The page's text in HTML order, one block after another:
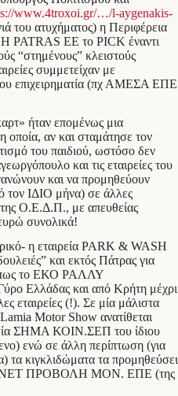
www.4troxoi.gr/…/l-aygenakis-
του ατυχήματος) η Περιφέρεια
PATRAS ΕΕ το PICK έναντι
“στημένους” κλειστούς
συμμετείχαν με
επιχειρηματία (πχ ΑΜΕΣΑ ΕΠΕ
ήταν επομένως μια
οποία, αν και σταμάτησε τον
του παιδιού, ωστόσο δεν
και τις εταιρείες του
και να προμηθεύουν
τον ΙΔΙΟ μήνα) σε άλλες
Ο.Ε.Δ.Π., με απευθείας
συνολικά!
η εταιρεία PARK & WASH
και εκτός Πάτρας για
όπως το ΕΚΟ ΡΑΛΛΥ
Ελλάδας και από Κρήτη μέχρι
εταιρείες (!). Σε μία μάλιστα
Motor Show ανατίθεται
ΣΗΜΑ ΚΟΙΝ.ΣΕΠ του ίδιου
ενώ σε άλλη περίπτωση (για
τα κιγκλιδώματα τα προμηθεύσει
ΝΕΤ ΠΡΟΒΟΛΗ ΜΟΝ. ΕΠΕ (της